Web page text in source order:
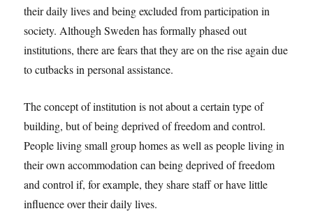
their daily lives and being excluded from participation in
society. Although Sweden has formally phased out
institutions, there are fears that they are on the rise again due
to cutbacks in personal assistance.
The concept of institution is not about a certain type of
building, but of being deprived of freedom and control.
People living small group homes as well as people living in
their own accommodation can being deprived of freedom
and control if, for example, they share staff or have little
influence over their daily lives.